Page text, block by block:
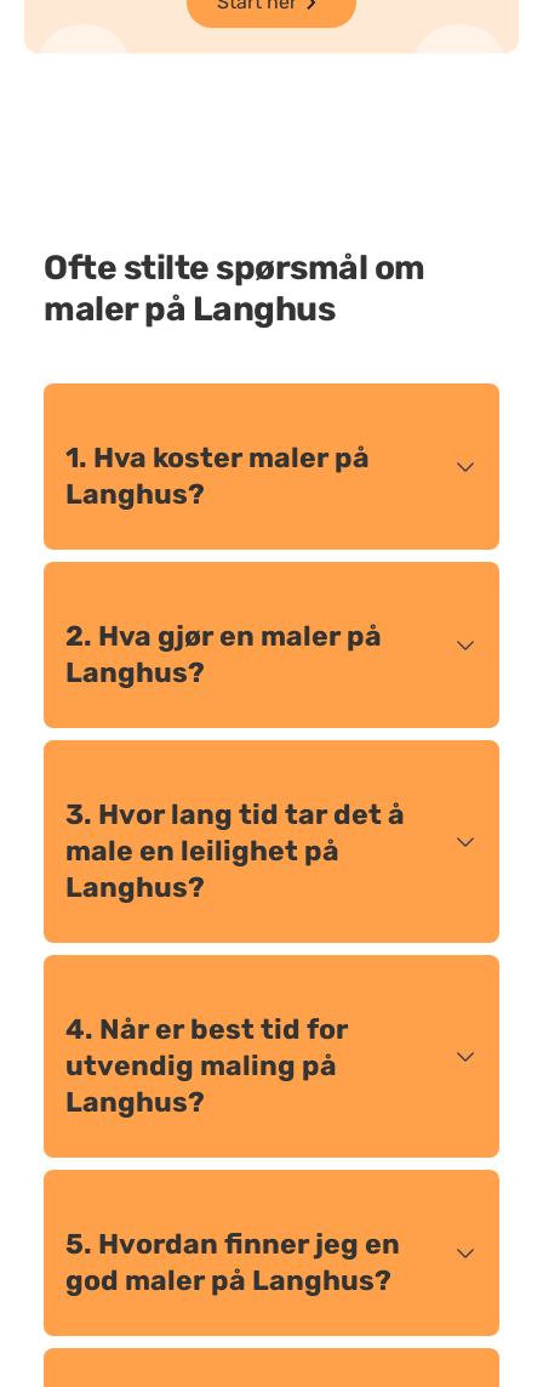
Ofte stilte spørsmål om
maler på Langhus
1. Hva koster maler på
Langhus?
2. Hva gjør en maler på
Langhus?
3. Hvor lang tid tar det å
male en leilighet på
Langhus?
4. Når er best tid for
utvendig maling på
Langhus?
5. Hvordan finner jeg en
god maler på Langhus?